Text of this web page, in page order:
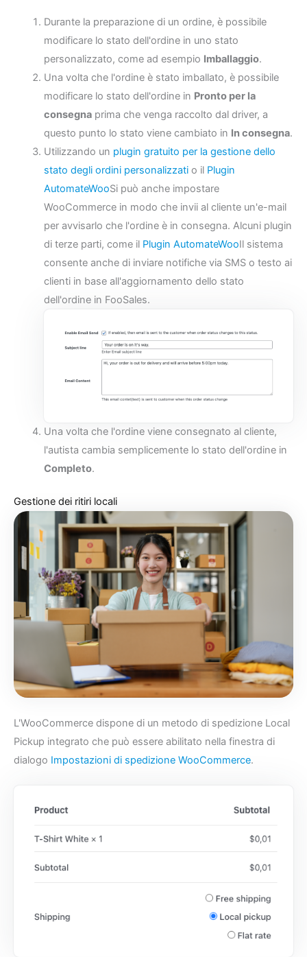
Durante la preparazione di un ordine, è possibile
modificare lo stato dell'ordine in uno stato
personalizzato, come ad esempio Imballaggio.
Una volta che l'ordine è stato imballato, è possibile
modificare lo stato dell'ordine in Pronto per la
consegnaprima che venga raccolto dal driver, a
questo punto lo stato viene cambiato in In consegna.
Utilizzando un plugin gratuito per la gestione dello
stato degli ordini personalizzatio il Plugin
AutomateWooSi può anche impostare
WooCommerce in modo che invii al cliente un'e-mail
per avvisarlo che l'ordine è in consegna. Alcuni plugin
di terze parti, come il Plugin AutomateWooIl sistema
consente anche di inviare notifiche via SMS o testo ai
clienti in base all'aggiornamento dello stato
dell'ordine in FooSales.
Una volta che l'ordine viene consegnato al cliente,
l'autista cambia semplicemente lo stato dell'ordine in
Completo.
Gestione dei ritiri locali
L'WooCommerce dispone di un metodo di spedizione Local
Pickup integrato che può essere abilitato nella finestra di
dialogo Impostazioni di spedizione WooCommerce.